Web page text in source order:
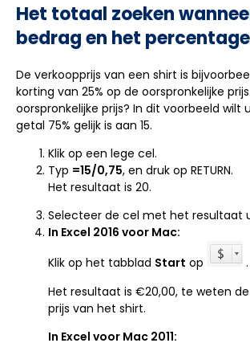
Het totaal zoeken
bedrag en het
De verkoopprijs van een shirt is
korting van 25% op de oorspronkelijke
oorspronkelijke prijs? In dit voorbeeld wilt
getal 75% gelijk is aan 15.
Klik op een lege cel.
Typ =15/0,75, en druk op RETURN.
Het resultaat is 20.
Selecteer de cel met het resultaat
In Excel 2016 voor Mac:
Klik op het tabblad Start op
.
Het resultaat is €20,00, te weten
prijs van het shirt.
In Excel voor Mac 2011: